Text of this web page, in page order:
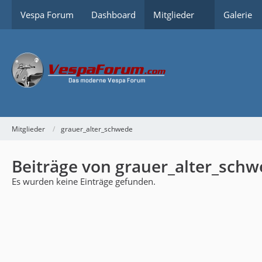
Vespa Forum Dashboard Mitglieder Galerie
Mitglieder grauer_alter_schwede
Beiträge von
Es wurden keine Einträge gefunden.